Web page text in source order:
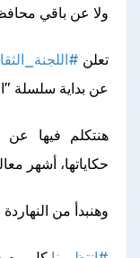
ولا عن باقي
تعلن
عن بداية سلسلة
هنتكلم فيها
حكاياتها، أشهر
وهنبدأ من